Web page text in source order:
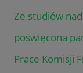
Ze studiów
poświęcona
Prace Komisji